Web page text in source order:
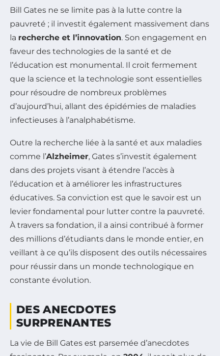
Bill Gates ne se limite pas à la lutte contre la
pauvreté ; il investit également massivement dans
la recherche et l’innovation. Son engagement en
faveur des technologies de la santé et de
l’éducation est monumental. Il croit fermement
que la science et la technologie sont essentielles
pour résoudre de nombreux problèmes
d’aujourd’hui, allant des épidémies de maladies
infectieuses à l’analphabétisme.
Outre la recherche liée à la santé et aux maladies
comme l’Alzheimer, Gates s’investit également
dans des projets visant à étendre l’accès à
l’éducation et à améliorer les infrastructures
éducatives. Sa conviction est que le savoir est un
levier fondamental pour lutter contre la pauvreté.
À travers sa fondation, il a ainsi contribué à former
des millions d’étudiants dans le monde entier, en
veillant à ce qu’ils disposent des outils nécessaires
pour réussir dans un monde technologique en
constante évolution.
DES ANECDOTES
SURPRENANTES
La vie de Bill Gates est parsemée d’anecdotes